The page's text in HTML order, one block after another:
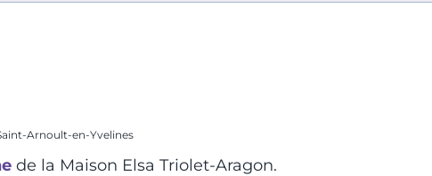
Arnoult-en-Yvelines
de la Maison Elsa Triolet-Aragon.